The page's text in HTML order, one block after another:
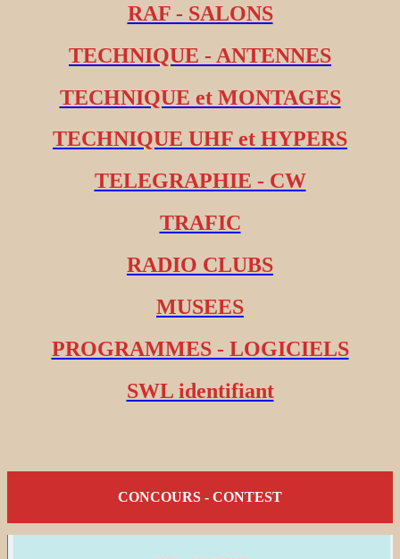
RAF - SALONS
TECHNIQUE - ANTENNES
TECHNIQUE et MONTAGES
TECHNIQUE UHF et HYPERS
TELEGRAPHIE - CW
TRAFIC
RADIO CLUBS
MUSEES
PROGRAMMES - LOGICIELS
SWL identifiant
CONCOURS - CONTEST